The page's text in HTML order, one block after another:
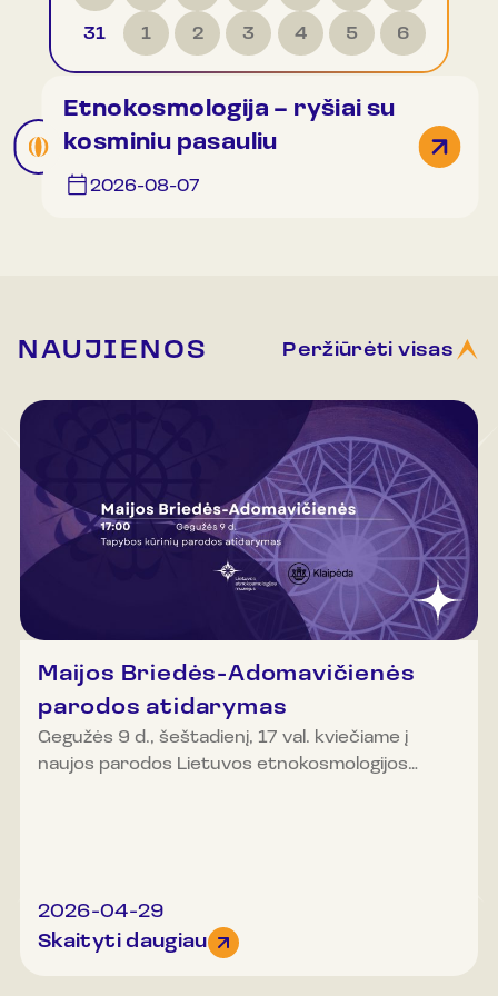
31 1 2 3 4 5 6
Etnokosmologija – ryšiai su
kosminiu pasauliu
2026-08-07
NAUJIENOS Peržiūrėti visas
Maijos Briedės-Adomavičienės
parodos atidarymas
Gegužės 9 d., šeštadienį, 17 val. kviečiame į
naujos parodos Lietuvos etnokosmologijos
dailininkė Maija Briedė-Adomavičienė savo
kūryboje jungia dvi iš pirmo žvilgsnio tolimas,
2026-04-29
Skaityti daugiau